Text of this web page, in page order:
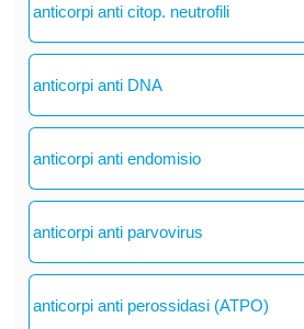
anticorpi anti citop. neutrofili
anticorpi anti DNA
anticorpi anti endomisio
anticorpi anti parvovirus
anticorpi anti perossidasi (ATPO)